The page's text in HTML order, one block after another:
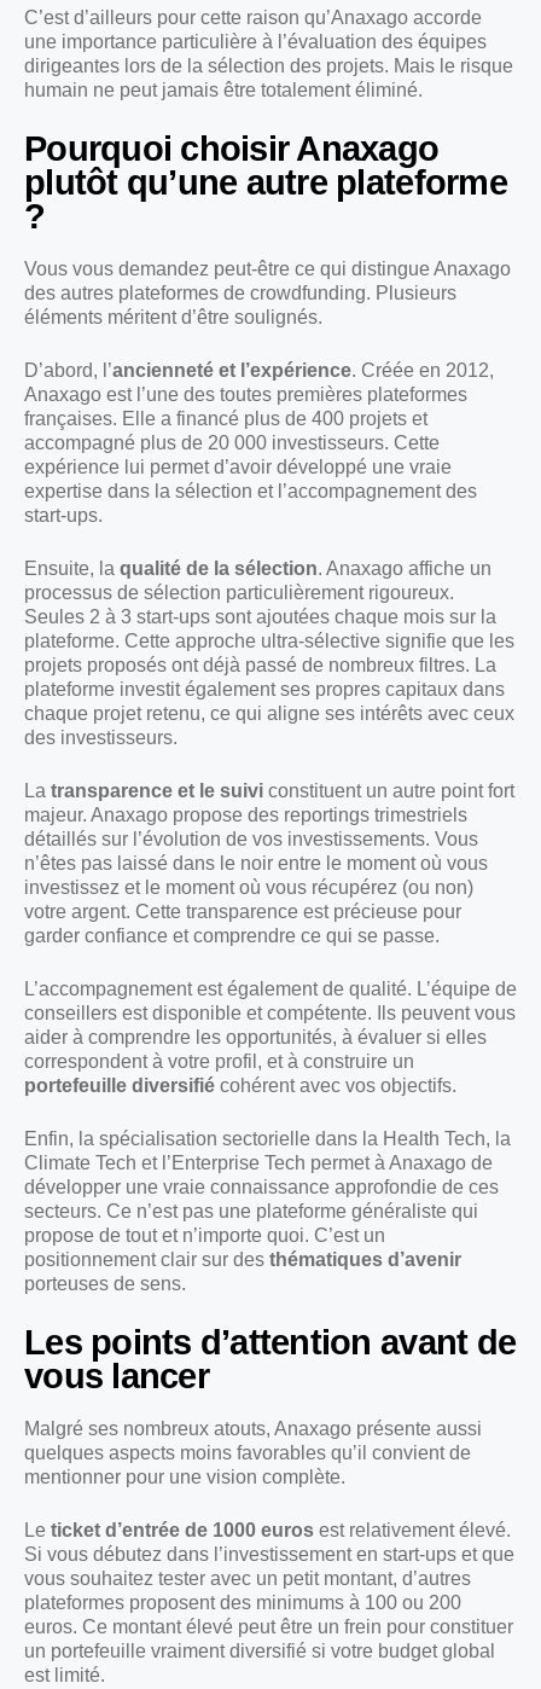
C’est d’ailleurs pour cette raison qu’Anaxago accorde
une importance particulière à l’évaluation des équipes
dirigeantes lors de la sélection des projets. Mais le risque
humain ne peut jamais être totalement éliminé.
Pourquoi choisir Anaxago
plutôt qu’une autre plateforme
?
Vous vous demandez peut-être ce qui distingue Anaxago
des autres plateformes de crowdfunding. Plusieurs
éléments méritent d’être soulignés.
D’abord, l’ancienneté et l’expérience. Créée en 2012,
Anaxago est l’une des toutes premières plateformes
françaises. Elle a financé plus de 400 projets et
accompagné plus de 20 000 investisseurs. Cette
expérience lui permet d’avoir développé une vraie
expertise dans la sélection et l’accompagnement des
start-ups.
Ensuite, la qualité de la sélection. Anaxago affiche un
processus de sélection particulièrement rigoureux.
Seules 2 à 3 start-ups sont ajoutées chaque mois sur la
plateforme. Cette approche ultra-sélective signifie que les
projets proposés ont déjà passé de nombreux filtres. La
plateforme investit également ses propres capitaux dans
chaque projet retenu, ce qui aligne ses intérêts avec ceux
des investisseurs.
La transparence et le suivi constituent un autre point fort
majeur. Anaxago propose des reportings trimestriels
détaillés sur l’évolution de vos investissements. Vous
n’êtes pas laissé dans le noir entre le moment où vous
investissez et le moment où vous récupérez (ou non)
votre argent. Cette transparence est précieuse pour
garder confiance et comprendre ce qui se passe.
L’accompagnement est également de qualité. L’équipe de
conseillers est disponible et compétente. Ils peuvent vous
aider à comprendre les opportunités, à évaluer si elles
correspondent à votre profil, et à construire un
portefeuille diversifié cohérent avec vos objectifs.
Enfin, la spécialisation sectorielle dans la Health Tech, la
Climate Tech et l’Enterprise Tech permet à Anaxago de
développer une vraie connaissance approfondie de ces
secteurs. Ce n’est pas une plateforme généraliste qui
propose de tout et n’importe quoi. C’est un
positionnement clair sur des thématiques d’avenir
porteuses de sens.
Les points d’attention avant de
vous lancer
Malgré ses nombreux atouts, Anaxago présente aussi
quelques aspects moins favorables qu’il convient de
mentionner pour une vision complète.
Le ticket d’entrée de 1000 euros est relativement élevé.
Si vous débutez dans l’investissement en start-ups et que
vous souhaitez tester avec un petit montant, d’autres
plateformes proposent des minimums à 100 ou 200
euros. Ce montant élevé peut être un frein pour constituer
un portefeuille vraiment diversifié si votre budget global
est limité.